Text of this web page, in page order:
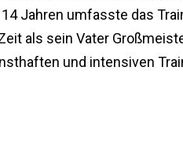
Jahren umfasste das
als sein Vater
und intensiven